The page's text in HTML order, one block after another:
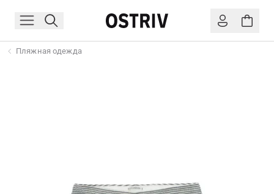
Пляжная одежда